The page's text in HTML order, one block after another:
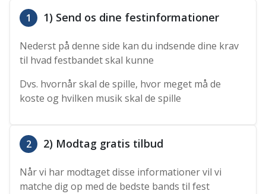
1 1) Send os dine festinformationer
Nederst på denne side kan du indsende dine krav
til hvad festbandet skal kunne
Dvs. hvornår skal de spille, hvor meget må de
koste og hvilken musik skal de spille
2 2) Modtag gratis tilbud
Når vi har modtaget disse informationer vil vi
matche dig op med de bedste bands til fest